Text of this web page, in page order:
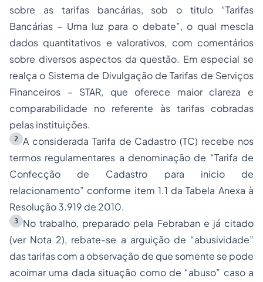
sobre as tarifas bancárias, sob o titulo “Tarifas
Bancárias – Uma luz para o debate”, o qual mescla
dados quantitativos e valorativos, com comentários
sobre diversos aspectos da questão. Em especial se
realça o Sistema de Divulgação de Tarifas de Serviços
Financeiros – STAR, que oferece maior clareza e
comparabilidade no referente às tarifas cobradas
pelas instituições.
2 A considerada Tarifa de Cadastro (TC) recebe nos
termos regulamentares a denominação de “Tarifa de
Confecção de Cadastro para inicio de
relacionamento” conforme item 1.1 da Tabela Anexa à
Resolução 3.919 de 2010.
3
No trabalho, preparado pela Febraban e já citado
(ver Nota 2), rebate-se a arguição de “abusividade”
das tarifas com a observação de que somente se pode
acoimar uma dada situação como de “abuso” caso a